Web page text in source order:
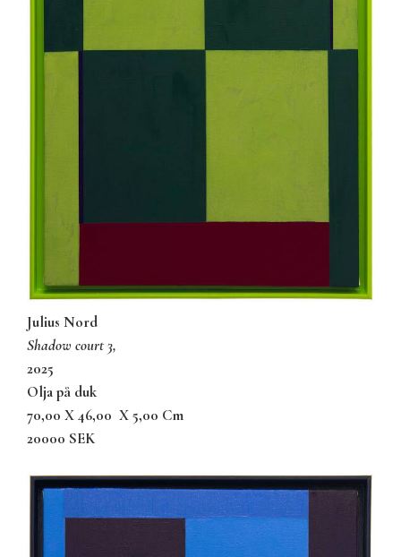
Julius Nord
shadow court 3,
2025
olja på duk
70,00 X 46,00 X 5,00 Cm
20000 SEK